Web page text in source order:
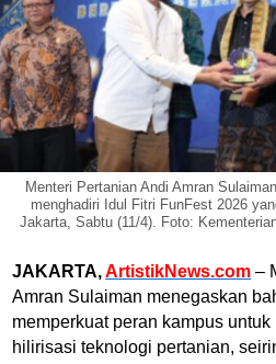
Menteri Pertanian Andi Amran
menghadiri Idul Fitri FunFest 2026
Jakarta, Sabtu (11/4). Foto:
JAKARTA,ArtistikNews.com –
Amran Sulaiman menegaskan
memperkuat peran kampus
hilirisasi teknologi pertanian,